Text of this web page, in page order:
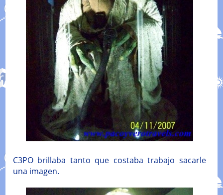
C3PO brillaba tanto que costaba trabajo sacarle
una imagen.